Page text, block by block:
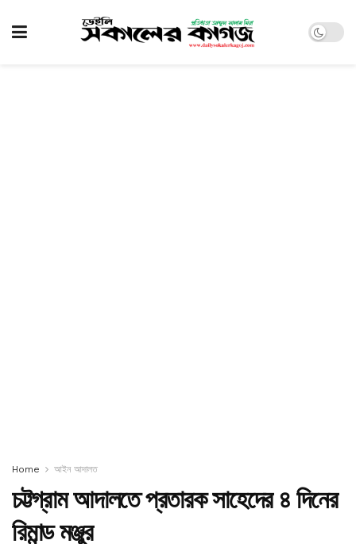
Home আইন আদালত
চট্টগ্রাম আদালতে প্রতারক সাহেদের ৪ দিনের
রিমান্ড মঞ্জুর